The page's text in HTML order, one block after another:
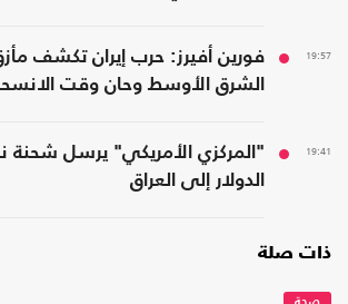
19:57
فورين أفيرز: حرب إيران تكشف
الشرق الأوسط وحان وقت
19:41
"المركزي الأمريكي" يرسل
الدولار إلى العراق
ذات صلة